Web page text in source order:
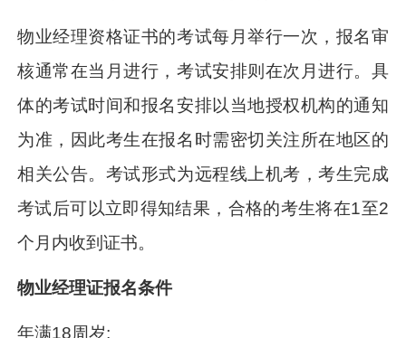
物业经理资格证书的考试每月举行一次，报名审
核通常在当月进行，考试安排则在次月进行。具
体的考试时间和报名安排以当地授权机构的通知
为准，因此考生在报名时需密切关注所在地区的
相关公告。考试形式为远程线上机考，考生完成
考试后可以立即得知结果，合格的考生将在1至2
个月内收到证书。
物业经理证报名条件
年满18周岁;